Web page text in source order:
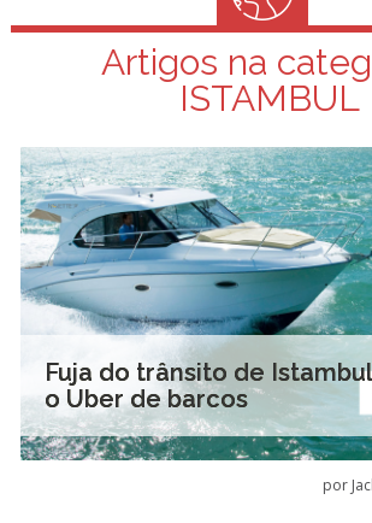
Artigos na
ISTAMBUL
Fuja do trânsito de
o Uber de barcos
por